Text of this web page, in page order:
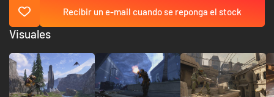
Recibir un e-mail cuando se reponga el stock
Visuales